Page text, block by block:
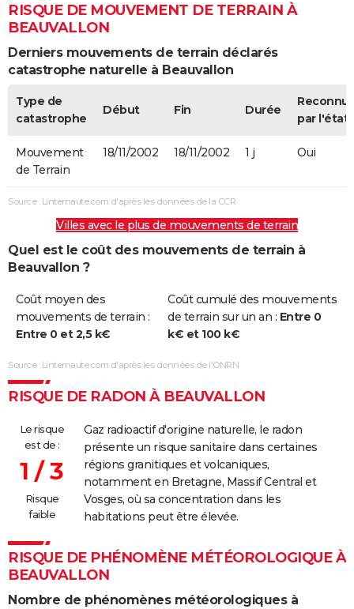
RISQUE DE MOUVEMENT DE TERRAIN À
BEAUVALLON
Derniers mouvements de terrain déclarés
catastrophe naturelle à Beauvallon
Type de
catastrophe
Début Fin Durée
par l'état
Mouvement
de Terrain
18/11/2002 18/11/2002 1 j Oui
Source : Linternaute.com d'après les données de la CCR
Villes avec le plus de mouvements de terrain
Quel est le coût des mouvements de terrain à
Beauvallon ?
Coût moyen des
mouvements de terrain :
Entre 0 et 2,5 k€
Coût cumulé des mouvements
de terrain sur un an : Entre 0
k€ et 100 k€
Source : Linternaute.com d'après les données de l'ONRN
RISQUE DE RADON À BEAUVALLON
Le risque
est de :
1 / 3
Risque
faible
Gaz radioactif d'origine naturelle, le radon
présente un risque sanitaire dans certaines
régions granitiques et volcaniques,
notamment en Bretagne, Massif Central et
Vosges, où sa concentration dans les
habitations peut être élevée.
RISQUE DE PHÉNOMÈNE MÉTÉOROLOGIQUE À
BEAUVALLON
Nombre de phénomènes météorologiques à